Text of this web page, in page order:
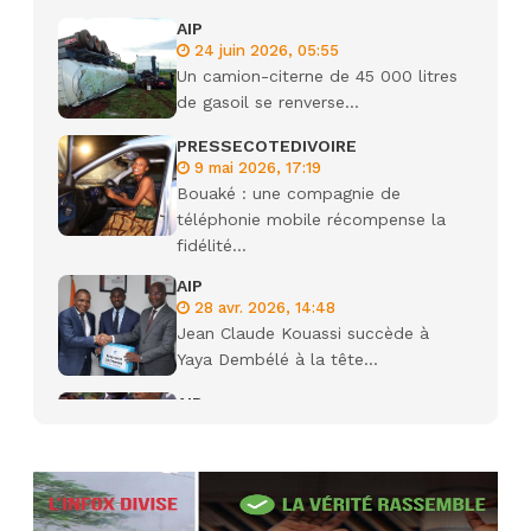
AIP
24 juin 2026, 05:55
Un camion-citerne de 45 000 litres
de gasoil se renverse...
PRESSECOTEDIVOIRE
9 mai 2026, 17:19
Bouaké : une compagnie de
téléphonie mobile récompense la
fidélité...
AIP
28 avr. 2026, 14:48
Jean Claude Kouassi succède à
Yaya Dembélé à la tête...
AIP
Camara tué lors d’attaques...